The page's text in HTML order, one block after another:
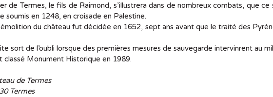
de Termes, le fils de Raimond, s’illustrera dans de nombreux combats, que
soumis en 1248, en croisade en Palestine.
du château fut décidée en 1652, sept ans avant que le traité des
sort de l’oubli lorsque des premières mesures de sauvegarde intervinrent au
classé Monument Historique en 1989.
de Termes
Termes